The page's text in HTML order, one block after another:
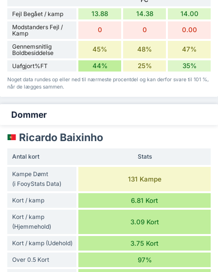
Fejl Begået / kamp 13.88 14.38 14.00
Modstanders Fejl /
Kamp
0 0 0.00
Gennemsnitlig
Boldbesiddelse
45% 48% 47%
Uafgjort%FT 44% 25% 35%
Noget data rundes op eller ned til nærmeste procentdel og kan derfor svare til 101 %,
når de lægges sammen.
Dommer
Ricardo Baixinho
Antal kort Stats
Kampe Dømt
(i FooyStats Data)
131 Kampe
Kort / kamp 6.81 Kort
Kort / kamp
(Hjemmehold)
3.09 Kort
Kort / kamp (Udehold) 3.75 Kort
Over 0.5 Kort 97%